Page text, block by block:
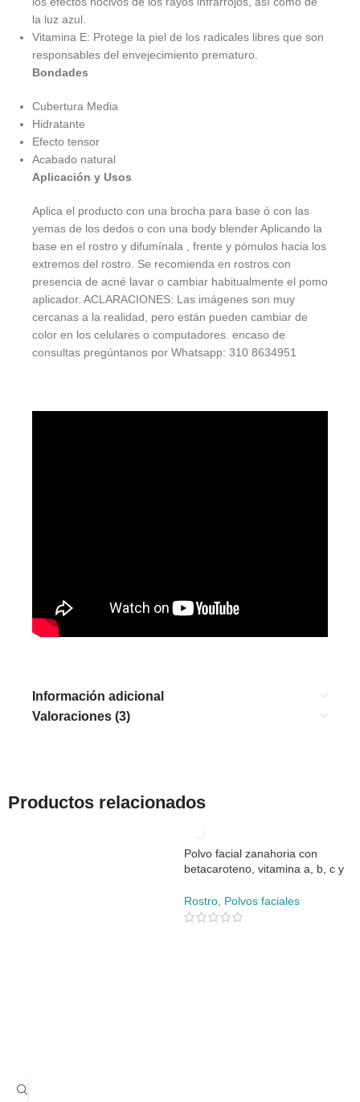
la luz azul.
Vitamina E: Protege la piel de los radicales libres que son
responsables del envejecimiento prematuro.
Bondades
Cubertura Media
Hidratante
Efecto tensor
Acabado natural
Aplicación y Usos
Aplica el producto con una brocha para base ó con las
yemas de los dedos o con una body blender Aplicando la
base en el rostro y difumínala , frente y pómulos hacia los
extremos del rostro. Se recomienda en rostros con
presencia de acné lavar o cambiar habitualmente el pomo
aplicador. ACLARACIONES: Las imágenes son muy
cercanas a la realidad, pero están pueden cambiar de
color en los celulares o computadores. encaso de
consultas pregúntanos por Whatsapp: 310 8634951
Información adicional
Valoraciones (3)
Productos relacionados
Polvo facial zanahoria con
betacaroteno, vitamina a, b, c y
Rostro Polvos faciales